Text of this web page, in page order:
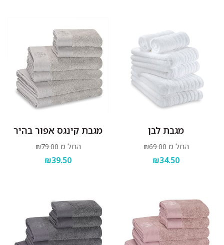
מגבת לבן
החל מ ₪69.00
₪34.50
מגבת קינגס אפור בהיר
החל מ ₪79.00
₪39.50